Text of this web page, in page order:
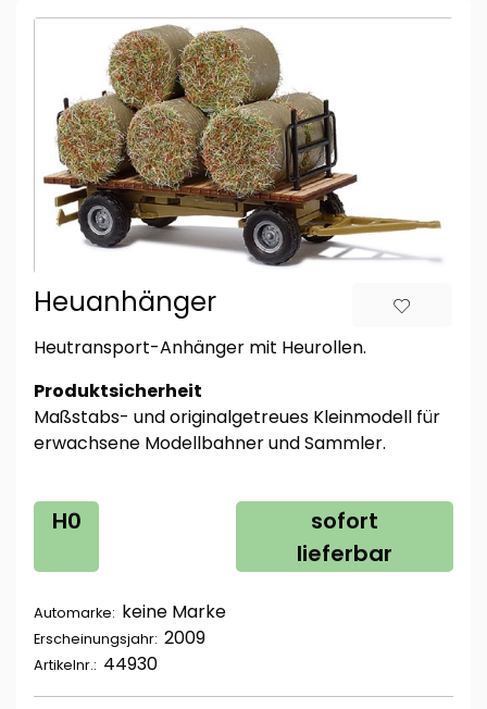
Heuanhänger
Heutransport-Anhänger mit Heurollen.
Produktsicherheit
Maßstabs- und originalgetreues Kleinmodell für
erwachsene Modellbahner und Sammler.
H0
sofort
lieferbar
Automarke: keine Marke
Erscheinungsjahr: 2009
Artikelnr.: 44930